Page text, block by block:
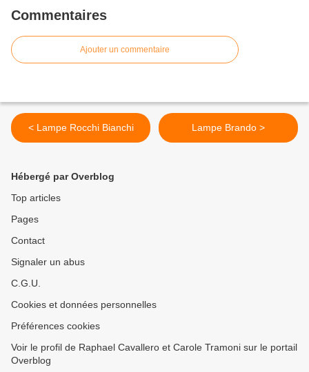
Commentaires
Ajouter un commentaire
< Lampe Rocchi Bianchi Lampe Brando >
Hébergé par Overblog
Top articles
Pages
Contact
Signaler un abus
C.G.U.
Cookies et données personnelles
Préférences cookies
Voir le profil de Raphael Cavallero et Carole Tramoni sur le portail
Overblog